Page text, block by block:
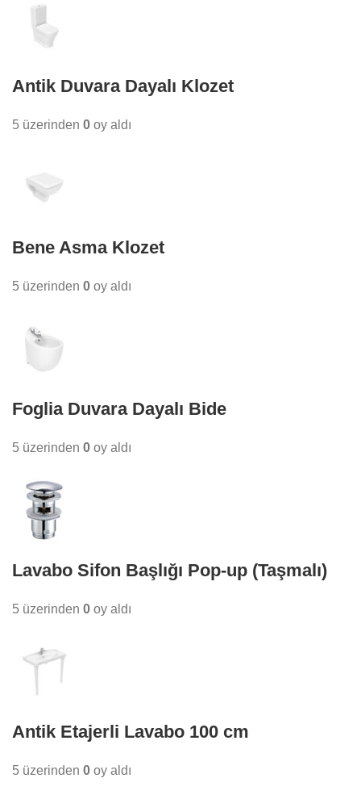
Antik Duvara Dayalı Klozet
5 üzerinden 0 oy aldı
Bene Asma Klozet
5 üzerinden 0 oy aldı
Foglia Duvara Dayalı Bide
5 üzerinden 0 oy aldı
Lavabo Sifon Başlığı Pop-up (Taşmalı)
5 üzerinden 0 oy aldı
Antik Etajerli Lavabo 100 cm
5 üzerinden 0 oy aldı